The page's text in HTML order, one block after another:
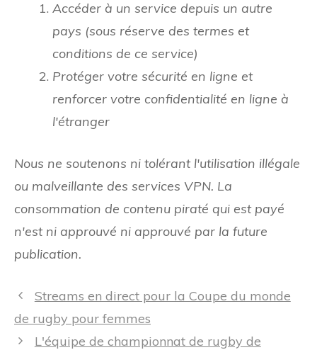
Accéder à un service depuis un autre
pays (sous réserve des termes et
conditions de ce service)
Protéger votre sécurité en ligne et
renforcer votre confidentialité en ligne à
l'étranger
Nous ne soutenons ni tolérant l'utilisation illégale
ou malveillante des services VPN. La
consommation de contenu piraté qui est payé
n'est ni approuvé ni approuvé par la future
publication.
Navigation
des
articles
Streams en direct pour la Coupe du monde
de rugby pour femmes
L'équipe de championnat de rugby de